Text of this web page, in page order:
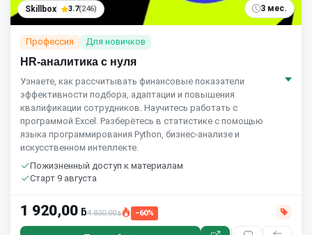
Skillbox 3.7(246) 3 мес.
Профессия Для новичков
HR-аналитика с нуля
Узнаете, как рассчитывать финансовые показатели
эффективности подбора, адаптации и повышения
квалификации сотрудников. Научитесь работать с
программой Excel. Разберётесь в статистике с помощью
языка программирования Python, бизнес-анализе и
искусственном интеллекте.
Пожизненный доступ к материалам
Старт 9 августа
1 920,00 ƃ4 830,00ƃ −60%